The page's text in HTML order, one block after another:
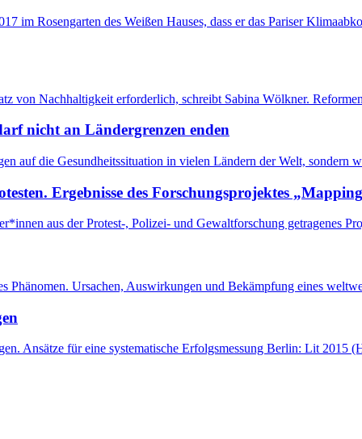
im Rosengarten des Weißen Hauses, dass er das Pariser
von Nachhaltigkeit erforderlich, schreibt Sabina Wölkner.
nicht an Ländergrenzen enden
auf die Gesundheitssituation in vielen Ländern der Welt,
Ergebnisse des Forschungsprojektes
aus der Protest-, Polizei- und Gewaltforschung getragenes
Phänomen. Ursachen, Auswirkungen und Bekämpfung eines
Ansätze für eine systematische Erfolgsmessung Berlin: Lit